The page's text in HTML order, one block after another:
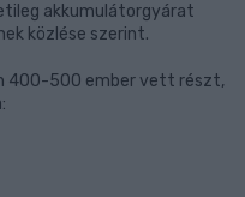
akkumulátorgyárat
közlése szerint.
400-500 ember vett részt,